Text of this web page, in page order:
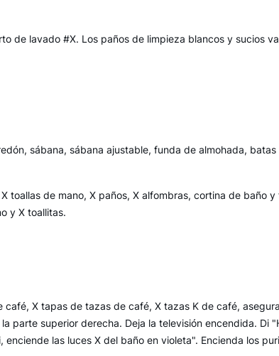
de lavado #X. Los paños de limpieza blancos y sucios
sábana, sábana ajustable, funda de almohada, batas
toallas de mano, X paños, X alfombras, cortina de baño
y X toallitas.
X tapas de tazas de café, X tazas K de café,
parte superior derecha. Deja la televisión encendida. Di
enciende las luces X del baño en violeta". Encienda los